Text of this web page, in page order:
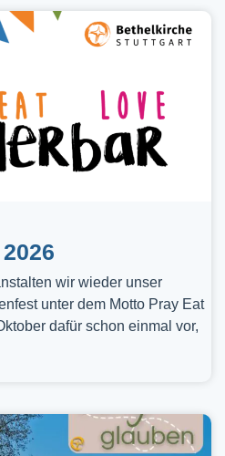
wir wieder unser
unter dem Motto Pray Eat
dafür schon einmal vor,